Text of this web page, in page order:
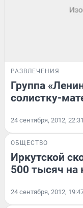
РАЗВЛЕЧЕНИЯ
Группа
солистку-
24 сентября, 2012, 22:31
ОБЩЕСТВО
Иркутской
500 тысяч на
24 сентября, 2012,